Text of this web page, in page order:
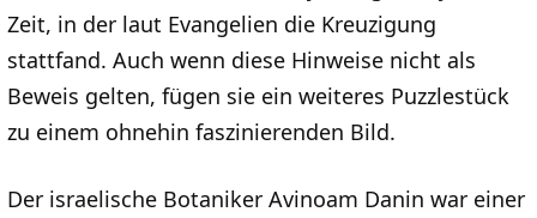
Zeit, in der laut Evangelien die Kreuzigung
stattfand. Auch wenn diese Hinweise nicht als
Beweis gelten, fügen sie ein weiteres Puzzlestück
zu einem ohnehin faszinierenden Bild.
Der israelische Botaniker Avinoam Danin war einer